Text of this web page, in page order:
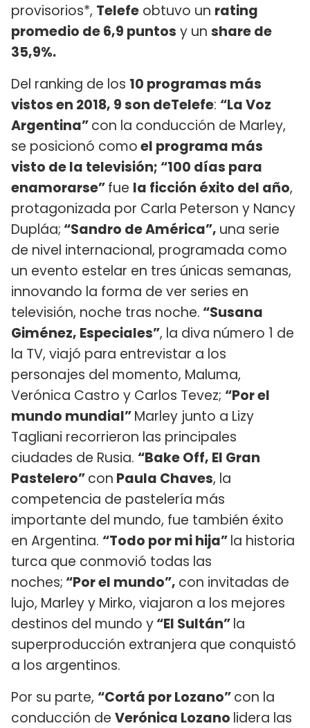
provisorios*, Telefe obtuvo un rating
promedio de 6,9 puntos y un share de
35,9%.
Del ranking de los 10 programas más
vistos en 2018, 9 son deTelefe: “La Voz
Argentina”con la conducción de Marley,
se posicionó comoel programa más
visto de la televisión; “100 días para
enamorarse”fue la ficción éxito del año,
protagonizada por Carla Peterson y Nancy
Dupláa; “Sandro de América”, una serie
de nivel internacional, programada como
un evento estelar en tres únicas semanas,
innovando la forma de ver series en
televisión, noche tras noche. “Susana
Giménez, Especiales”, la diva número 1 de
la TV, viajó para entrevistar a los
personajes del momento, Maluma,
Verónica Castro y Carlos Tevez; “Por el
mundo mundial”Marley junto a Lizy
Tagliani recorrieron las principales
ciudades de Rusia. “Bake Off, El Gran
Pastelero”con Paula Chaves, la
competencia de pastelería más
importante del mundo, fue también éxito
en Argentina. “Todo por mi hija”la historia
turca que conmovió todas las
noches; “Por el mundo”, con invitadas de
lujo, Marley y Mirko, viajaron a los mejores
destinos del mundo y“El Sultán”la
superproducción extranjera que conquistó
a los argentinos.
Por su parte, “Cortá por Lozano”con la
conducción de Verónica Lozano lidera las